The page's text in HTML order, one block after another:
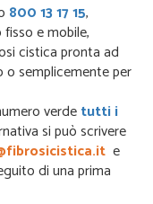
800 13 17 15,
e mobile,
cistica pronta ad
semplicemente per
verdetutti i
si può scrivere
e
di una prima